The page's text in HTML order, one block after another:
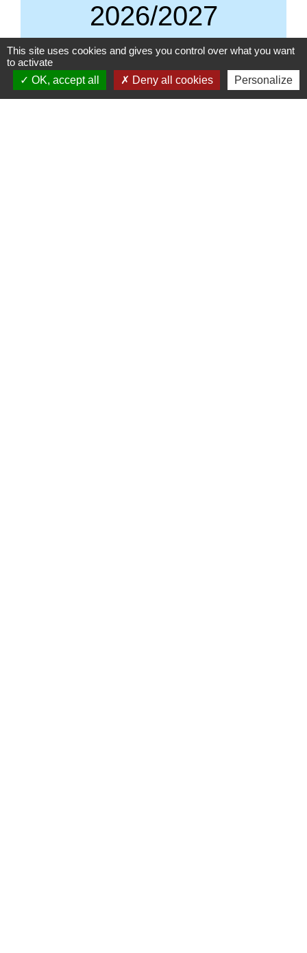
2026/2027
(Pour les enfants nés en
2023 ou avant)
This site uses cookies and gives you control over what you want
to activate
OK, accept all
Deny all cookies Personalize